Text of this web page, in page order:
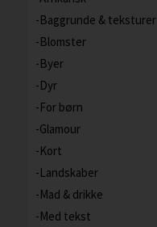
Baggrunde & teksturer
Blomster
Byer
Dyr
For børn
Glamour
Kort
Landskaber
Mad & drikke
Med tekst